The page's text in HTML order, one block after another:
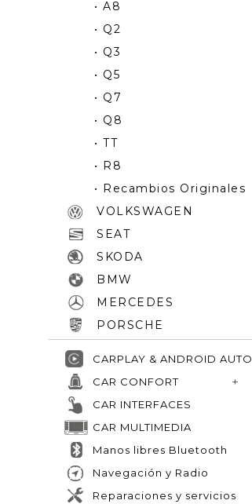
• A8
• Q2
• Q3
• Q5
• Q7
• Q8
• TT
• R8
• Recambios Originales
VOLKSWAGEN
SEAT
SKODA
BMW
MERCEDES
PORSCHE
CARPLAY & ANDROID AUTO
CAR CONFORT
CAR INTERFACES
CAR MULTIMEDIA
Manos libres Bluetooth
Navegación y Radio
Reparaciones y servicios